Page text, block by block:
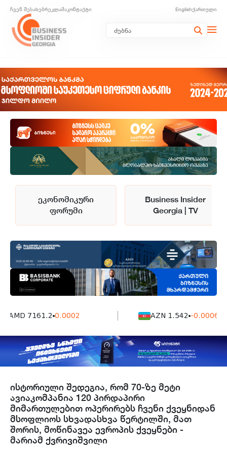
ჩვენ შესახებრეკლამაკონტაქტი Englishქართული
ეკონომიკური
ფორუმი
Business Insider
Georgia | TV
AMD 7161.2 0.0002 AZN 1.542 -0.0006
ისტორიული შედეგია, რომ 70-ზე მეტი
ავიაკომპანია 120 პირდაპირი
მიმართულებით ოპერირებს ჩვენი ქვეყნიდან
მსოფლიოს სხვადასხვა წერტილში, მათ
შორის, მოწინავეა ევროპის ქვეყნები -
მარიამ ქვრივიშვილი